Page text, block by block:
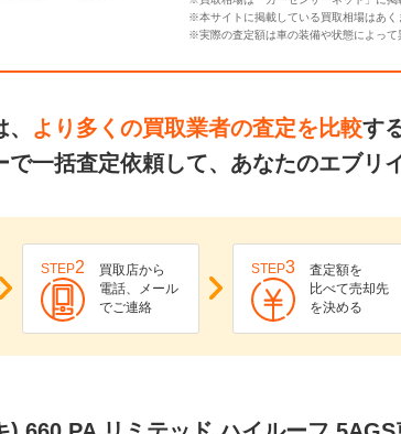
※本サイトに掲載している買取相場はあく
※実際の査定額は車の装備や状態によって
より多くの買取業者の査定を比較す
で一括査定依頼して、あなたのエブリ
STEP2
買取店から
電話、メール
でご連絡
STEP3
査定額を
比べて売却先
を決める